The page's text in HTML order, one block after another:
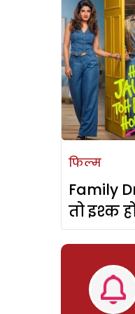
फिल्म
Family
तो इश्क